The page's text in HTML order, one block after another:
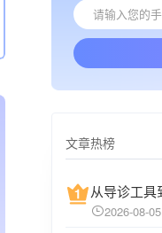
文章热榜
2026-08-05